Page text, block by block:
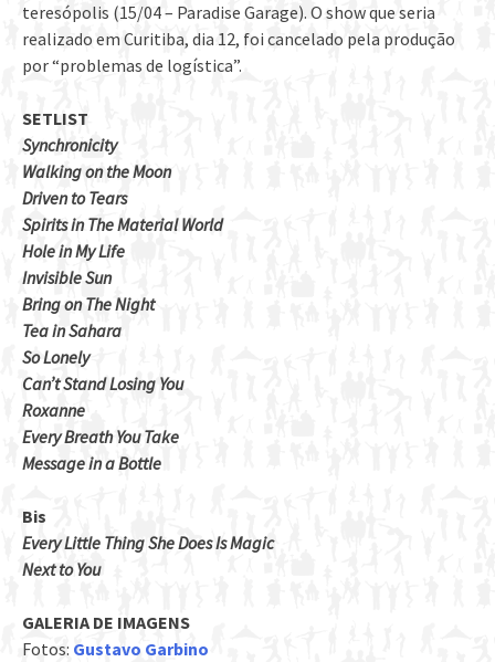
teresópolis (15/04 – Paradise Garage). O show que seria
realizado em Curitiba, dia 12, foi cancelado pela produção
por “problemas de logística”.
SETLIST
Synchronicity
Walking on the Moon
Driven to Tears
Spirits in The Material World
Hole in My Life
Invisible Sun
Bring on The Night
Tea in Sahara
So Lonely
Can’t Stand Losing You
Roxanne
Every Breath You Take
Message in a Bottle
Bis
Every Little Thing She Does Is Magic
Next to You
GALERIA DE IMAGENS
Fotos: Gustavo Garbino